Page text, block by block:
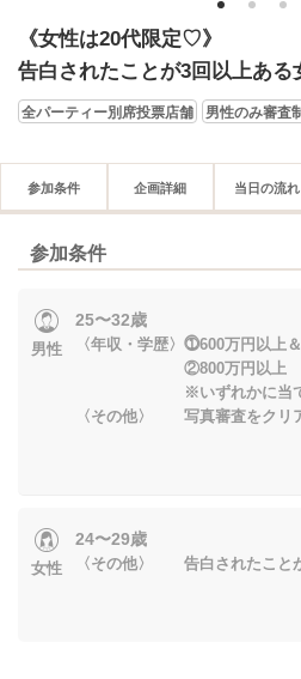
1 2 3
《女性は20代限定♡》
告白されたことが3回以上ある
全パーティー別席投票店舗 男性のみ審査
参加条件 企画詳細 当日の流れ
参加条件
男性
25〜32歳
〈年収・学歴〉⓵600万円以上
②800万円以上
※いずれかに当て
〈その他〉 写真審査をクリ
女性
24〜29歳
〈その他〉 告白されたこと